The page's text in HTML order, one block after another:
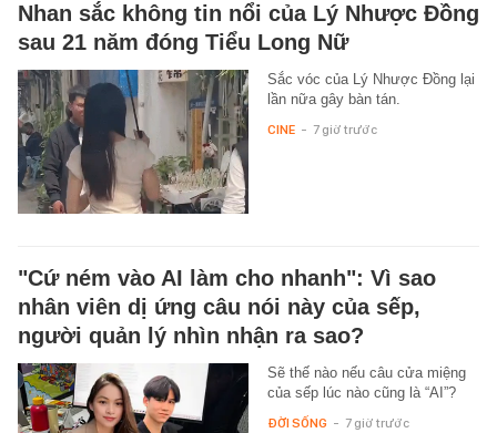
Nhan sắc không tin nổi của Lý Nhược Đồng
sau 21 năm đóng Tiểu Long Nữ
Sắc vóc của Lý Nhược Đồng lại
lần nữa gây bàn tán.
CINE - 7 giờ trước
"Cứ ném vào AI làm cho nhanh": Vì sao
nhân viên dị ứng câu nói này của sếp,
người quản lý nhìn nhận ra sao?
Sẽ thế nào nếu câu cửa miệng
của sếp lúc nào cũng là “AI”?
ĐỜI SỐNG - 7 giờ trước